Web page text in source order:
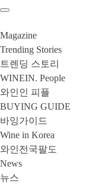
Magazine
Trending Stories
트렌딩 스토리
WINEIN. People
와인인 피플
BUYING GUIDE
바잉가이드
Wine in Korea
와인전국팔도
News
뉴스